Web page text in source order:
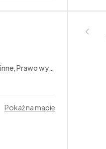
i kanoniczne
Pokaż na mapie